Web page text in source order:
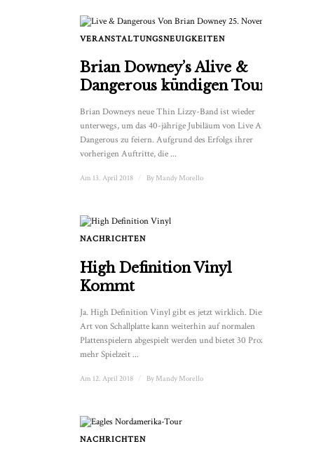
VERANSTALTUNGSNEUIGKEITEN
Brian Downey’s Alive &
Dangerous kündigen Tour an
Brian Downeys neue Thin Lizzy-Band ist wieder
unterwegs, um das 40-jährige Jubiläum von Live And
Dangerous zu feiern. Aufgrund des Erfolgs ihrer
vorherigen Auftritte, die ...
Am 13. April 2018 By Mandy Morello
NACHRICHTEN
High Definition Vinyl
Kommt
Ja. High Definition Vinyl gibt es jetzt wirklich. Diese neue
Art von Schallplatte kann weiterhin auf normalen
Plattenspielern abgespielt werden und bietet 30 Prozent
mehr Spielzeit ...
Am 12. April 2018 By Mandy Morello
NACHRICHTEN